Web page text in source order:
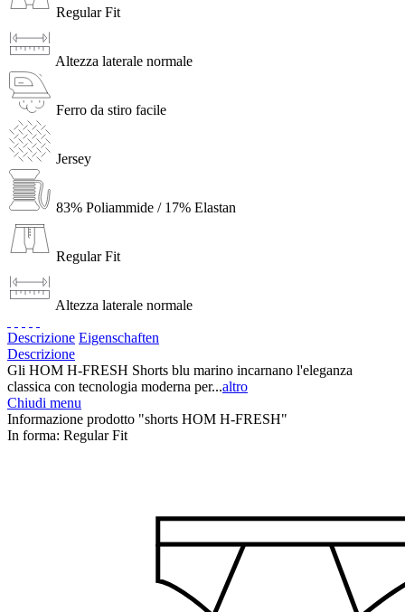
Regular Fit
Altezza laterale normale
Ferro da stiro facile
Jersey
83% Poliammide / 17% Elastan
Regular Fit
Altezza laterale normale
Descrizione Eigenschaften
Descrizione
Gli HOM H-FRESH Shorts blu marino incarnano l'eleganza
classica con tecnologia moderna per...altro
Chiudi menu
Informazione prodotto "shorts HOM H-FRESH"
In forma: Regular Fit